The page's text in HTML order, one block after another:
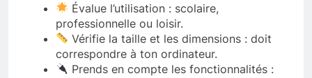
Évalue l’utilisation : scolaire,
professionnelle ou loisir.
Vérifie la taille et les dimensions : doit
correspondre à ton ordinateur.
Prends en compte les fonctionnalités :